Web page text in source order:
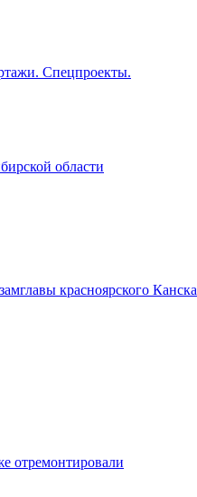
Спецпроекты.
области
красноярского Канска
отремонтировали